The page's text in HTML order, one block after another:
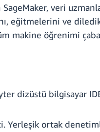
veri
eğitmelerini ve
öğrenimi
dizüstü bilgisayar
Yerleşik ortak